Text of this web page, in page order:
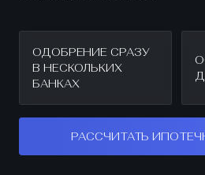
ОДОБРЕНИЕ СРАЗУ
В НЕСКОЛЬКИХ
БАНКАХ
РАССЧИТАТЬ